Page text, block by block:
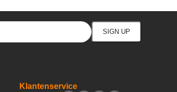
Klantenservice